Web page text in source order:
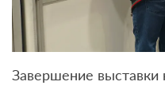
Завершение выставки